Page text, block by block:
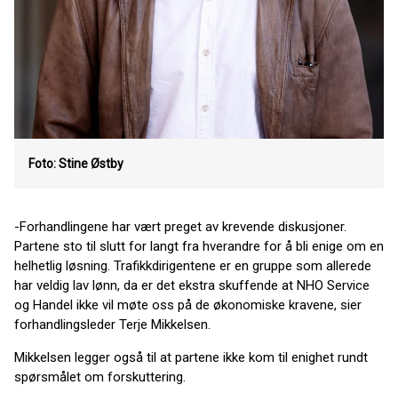
Foto: Stine Østby
-Forhandlingene har vært preget av krevende diskusjoner.
Partene sto til slutt for langt fra hverandre for å bli enige om en
helhetlig løsning. Trafikkdirigentene er en gruppe som allerede
har veldig lav lønn, da er det ekstra skuffende at NHO Service
og Handel ikke vil møte oss på de økonomiske kravene, sier
forhandlingsleder Terje Mikkelsen.
Mikkelsen legger også til at partene ikke kom til enighet rundt
spørsmålet om forskuttering.